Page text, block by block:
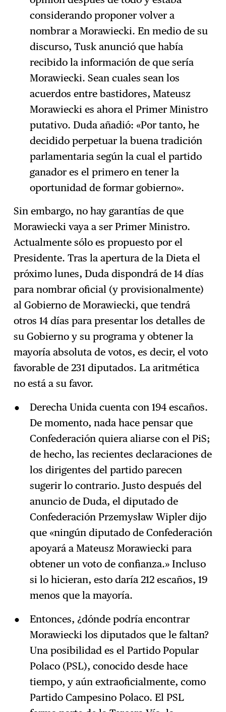
considerando proponer volver a
nombrar a Morawiecki. En medio de su
discurso, Tusk anunció que había
recibido la información de que sería
Morawiecki. Sean cuales sean los
acuerdos entre bastidores, Mateusz
Morawiecki es ahora el Primer Ministro
putativo. Duda añadió: «Por tanto, he
decidido perpetuar la buena tradición
parlamentaria según la cual el partido
ganador es el primero en tener la
oportunidad de formar gobierno».
Sin embargo, no hay garantías de que
Morawiecki vaya a ser Primer Ministro.
Actualmente sólo es propuesto por el
Presidente. Tras la apertura de la Dieta el
próximo lunes, Duda dispondrá de 14 días
para nombrar oficial (y provisionalmente)
al Gobierno de Morawiecki, que tendrá
otros 14 días para presentar los detalles de
su Gobierno y su programa y obtener la
mayoría absoluta de votos, es decir, el voto
favorable de 231 diputados. La aritmética
no está a su favor.
Derecha Unida cuenta con 194 escaños.
De momento, nada hace pensar que
Confederación quiera aliarse con el PiS;
de hecho, las recientes declaraciones de
los dirigentes del partido parecen
sugerir lo contrario. Justo después del
anuncio de Duda, el diputado de
Confederación Przemysław Wipler dijo
que «ningún diputado de Confederación
apoyará a Mateusz Morawiecki para
obtener un voto de confianza.» Incluso
si lo hicieran, esto daría 212 escaños, 19
menos que la mayoría.
Entonces, ¿dónde podría encontrar
Morawiecki los diputados que le faltan?
Una posibilidad es el Partido Popular
Polaco (PSL), conocido desde hace
tiempo, y aún extraoficialmente, como
Partido Campesino Polaco. El PSL